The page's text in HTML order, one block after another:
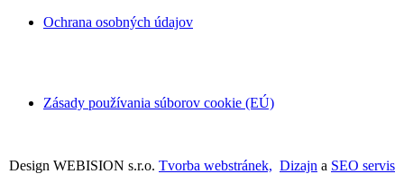
Ochrana osobných údajov
Zásady používania súborov cookie (EÚ)
Design WEBISION s.r.o. Tvorba webstránek, Dizajn a SEO servis